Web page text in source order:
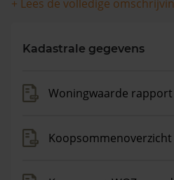
De gemiddelde huizenprijs is
de gemiddelde woningwaarde
+ Lees de volledige
Kadastrale gegevens
Woningwaarde rapport
Koopsommenoverzicht